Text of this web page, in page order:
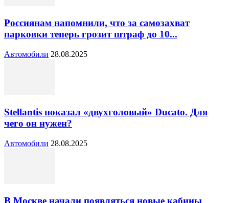
Россиянам напомнили, что за самозахват
парковки теперь грозит штраф до 10...
Автомобили 28.08.2025
Stellantis показал «двухголовый» Ducato. Для
чего он нужен?
Автомобили 28.08.2025